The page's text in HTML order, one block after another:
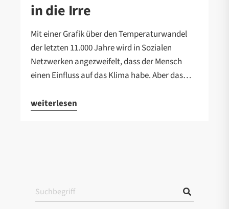
in die Irre
Mit einer Grafik über den Temperaturwandel
der letzten 11.000 Jahre wird in Sozialen
Netzwerken angezweifelt, dass der Mensch
einen Einfluss auf das Klima habe. Aber das…
weiterlesen